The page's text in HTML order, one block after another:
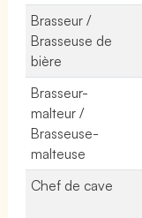
Brasseur /
Brasseuse de
bière
Brasseur-
malteur /
Brasseuse-
malteuse
Chef de cave